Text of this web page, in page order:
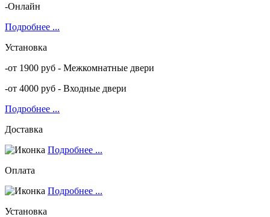
-Онлайн
Подробнее ...
Установка
-от 1900 руб - Межкомнатные двери
-от 4000 руб - Входные двери
Подробнее ...
Доставка
Подробнее ...
Оплата
Подробнее ...
Установка